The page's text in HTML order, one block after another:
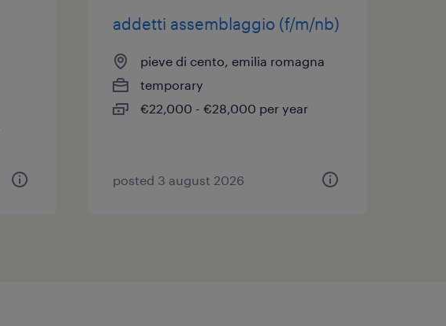
addetti assemblaggio (f/m/nb)
pieve di cento, emilia romagna
temporary
€22,000 - €28,000 per year
posted 3 august 2026